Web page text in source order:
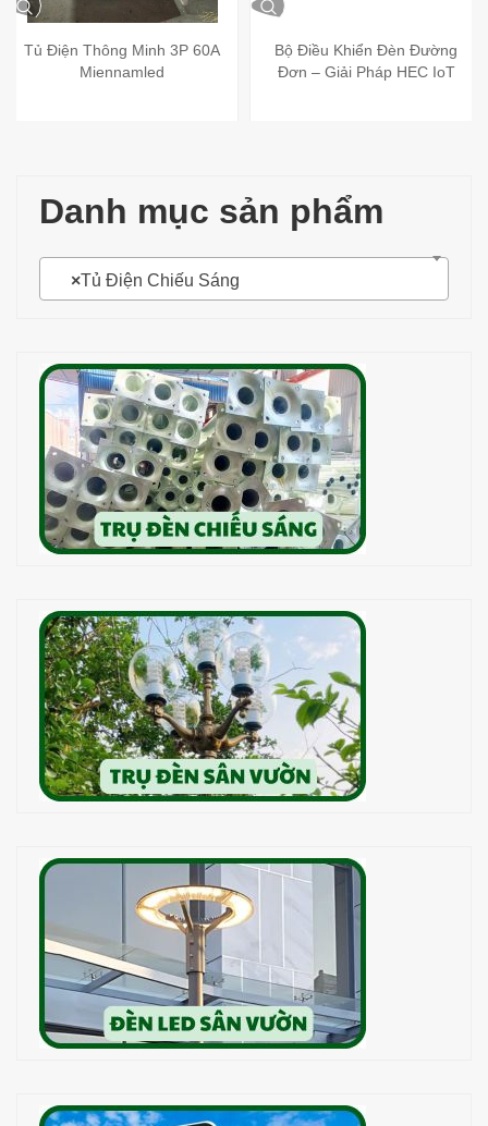
Tủ Điện Thông Minh 3P 60A
Miennamled
Bộ Điều Khiển Đèn Đường
Đơn – Giải Pháp HEC IoT
Danh mục sản phẩm
×Tủ Điện Chiếu Sáng